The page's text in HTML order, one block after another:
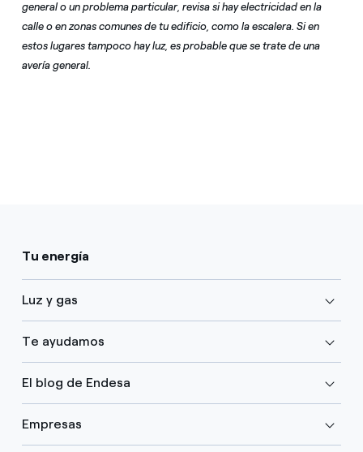
general o un problema particular, revisa si hay electricidad en la
calle o en zonas comunes de tu edificio, como la escalera. Si en
estos lugares tampoco hay luz, es probable que se trate de una
avería general.
Tu energía
Luz y gas
Te ayudamos
El blog de Endesa
Empresas